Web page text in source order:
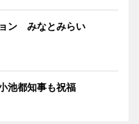
ン みなとみらい
池都知事も祝福